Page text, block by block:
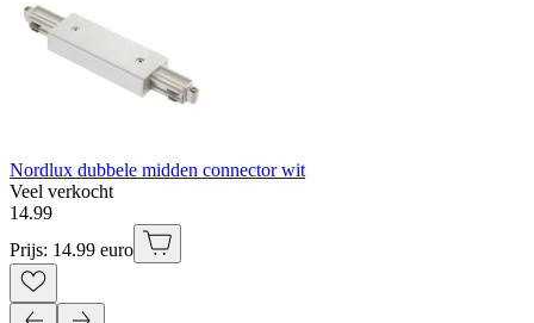
Nordlux dubbele midden connector wit
Veel verkocht
14.99
Prijs: 14.99 euro